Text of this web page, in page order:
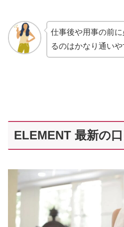
仕事後や用事の前
るのはかなり通いや
ELEMENT 最新の口